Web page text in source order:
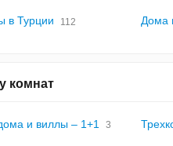
в Турции 112 Дома
комнат
и виллы – 1+1 3